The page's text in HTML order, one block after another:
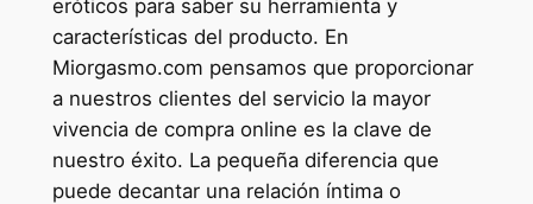
eróticos para saber su herramienta y
características del producto. En
Miorgasmo.com pensamos que proporcionar
a nuestros clientes del servicio la mayor
vivencia de compra online es la clave de
nuestro éxito. La pequeña diferencia que
puede decantar una relación íntima o